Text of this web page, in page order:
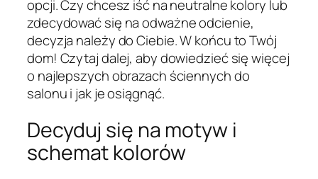
opcji. Czy chcesz iść na neutralne kolory lub
zdecydować się na odważne odcienie,
decyzja należy do Ciebie. W końcu to Twój
dom! Czytaj dalej, aby dowiedzieć się więcej
o najlepszych obrazach ściennych do
salonu i jak je osiągnąć.
Decyduj się na motyw i
schemat kolorów